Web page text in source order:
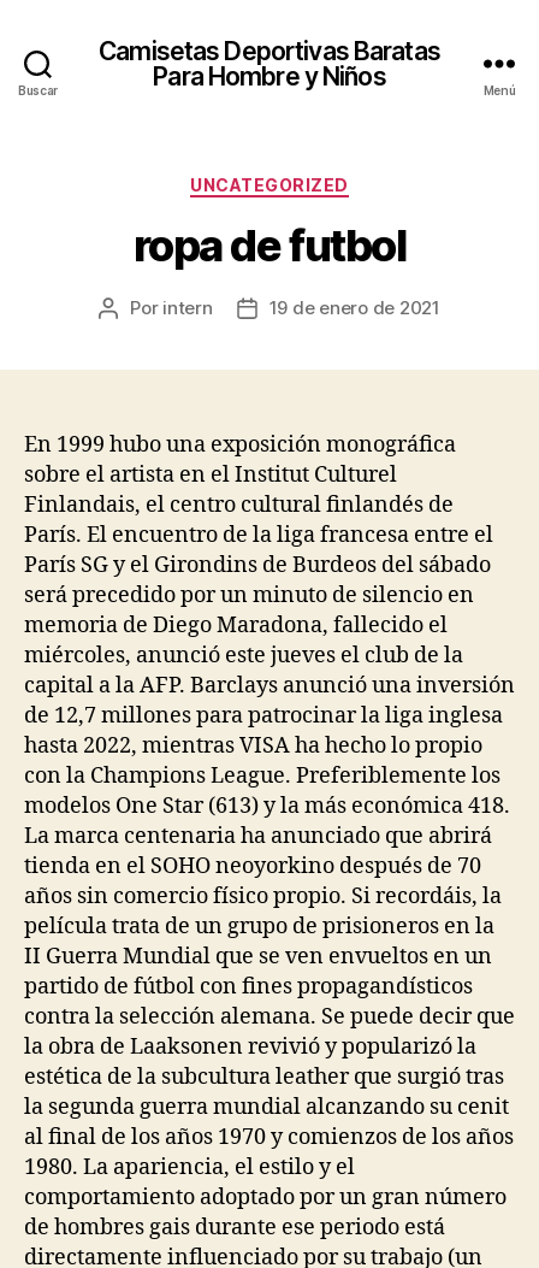
Buscar
Camisetas Deportivas Baratas
Para Hombre y Niños
Menú
Categorías
UNCATEGORIZED
ropa de futbol
Autor
Por intern
Fecha19 de enero de 2021
En 1999 hubo una exposición monográfica
sobre el artista en el Institut Culturel
Finlandais, el centro cultural finlandés de
París. El encuentro de la liga francesa entre el
París SG y el Girondins de Burdeos del sábado
será precedido por un minuto de silencio en
memoria de Diego Maradona, fallecido el
miércoles, anunció este jueves el club de la
capital a la AFP. Barclays anunció una inversión
de 12,7 millones para patrocinar la liga inglesa
hasta 2022, mientras VISA ha hecho lo propio
con la Champions League. Preferiblemente los
modelos One Star (613) y la más económica 418.
La marca centenaria ha anunciado que abrirá
tienda en el SOHO neoyorkino después de 70
años sin comercio físico propio. Si recordáis, la
película trata de un grupo de prisioneros en la
II Guerra Mundial que se ven envueltos en un
partido de fútbol con fines propagandísticos
contra la selección alemana. Se puede decir que
la obra de Laaksonen revivió y popularizó la
estética de la subcultura leather que surgió tras
la segunda guerra mundial alcanzando su cenit
al final de los años 1970 y comienzos de los años
1980. La apariencia, el estilo y el
comportamiento adoptado por un gran número
de hombres gais durante ese periodo está
directamente influenciado por su trabajo (un